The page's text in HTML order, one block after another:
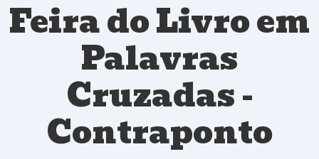
Feira do Livro em
Palavras
Cruzadas -
Contraponto